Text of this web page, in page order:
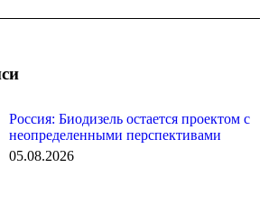
Россия: Биодизель остается проектом с
неопределенными перспективами
05.08.2026